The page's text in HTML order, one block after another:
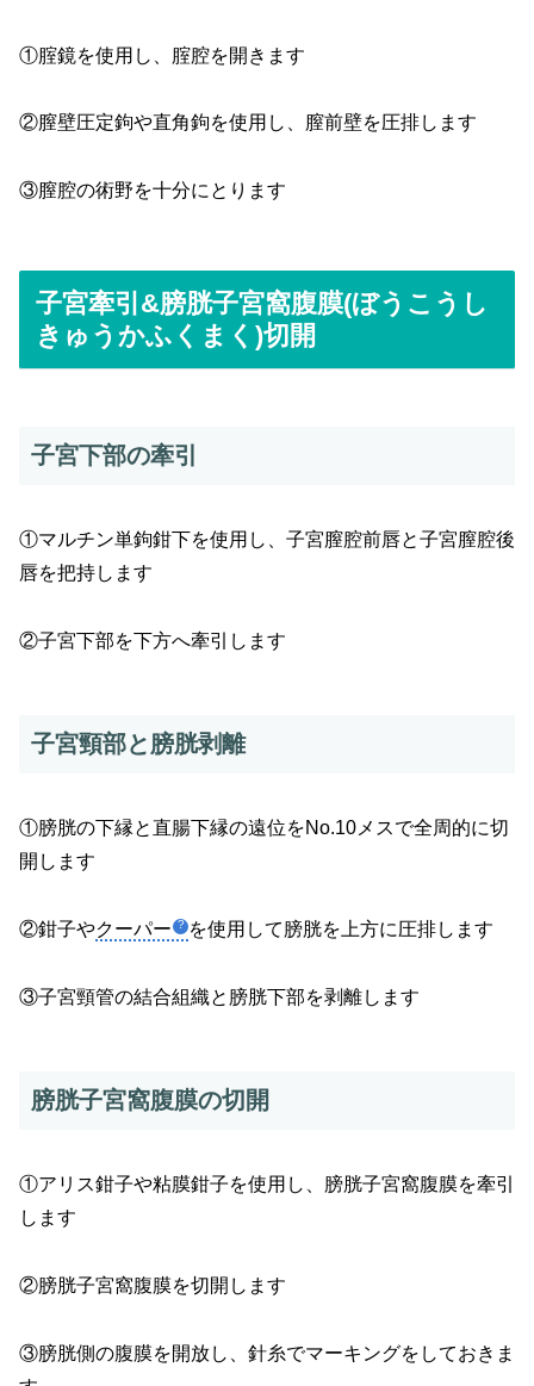
①腟鏡を使用し、腟腔を開きます
②膣壁圧定鉤や直角鉤を使用し、膣前壁を圧排します
③膣腔の術野を十分にとります
子宮牽引&膀胱子宮窩腹膜(ぼうこうし
きゅうかふくまく)切開
子宮下部の牽引
①マルチン単鉤鉗下を使用し、子宮膣腔前唇と子宮膣腔後
唇を把持します
②子宮下部を下方へ牽引します
子宮頸部と膀胱剥離
①膀胱の下縁と直腸下縁の遠位をNo.10メスで全周的に切
開します
②鉗子やクーパー を使用して膀胱を上方に圧排します
③子宮頸管の結合組織と膀胱下部を剥離します
膀胱子宮窩腹膜の切開
①アリス鉗子や粘膜鉗子を使用し、膀胱子宮窩腹膜を牽引
します
②膀胱子宮窩腹膜を切開します
③膀胱側の腹膜を開放し、針糸でマーキングをしておきま